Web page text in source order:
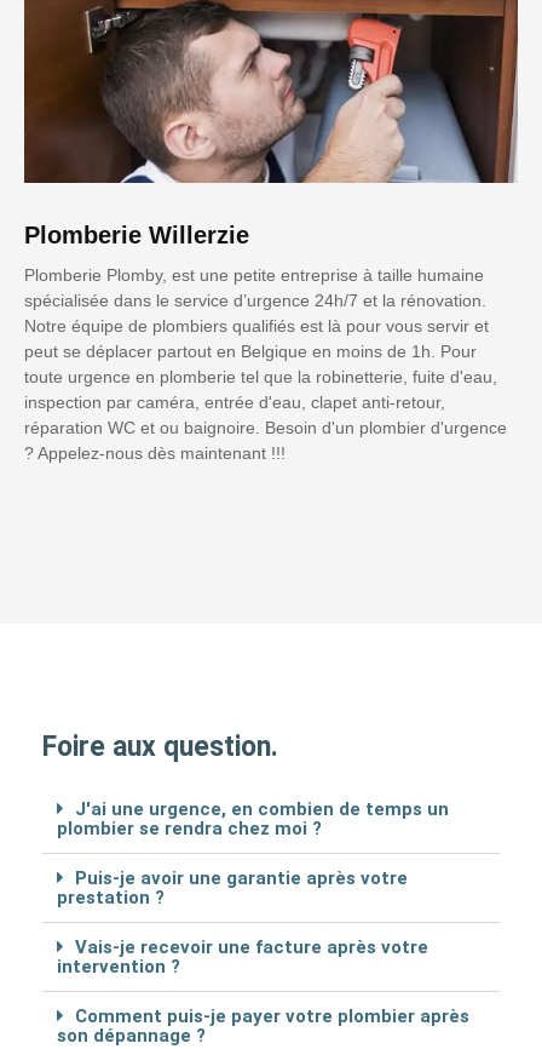
Plomberie Willerzie
Plomberie Plomby, est une petite entreprise à taille humaine
spécialisée dans le service d’urgence 24h/7 et la rénovation.
Notre équipe de plombiers qualifiés est là pour vous servir et
peut se déplacer partout en Belgique en moins de 1h. Pour
toute urgence en plomberie tel que la robinetterie, fuite d'eau,
inspection par caméra, entrée d'eau, clapet anti-retour,
réparation WC et ou baignoire. Besoin d'un plombier d'urgence
? Appelez-nous dès maintenant !!!
Foire aux question.
J'ai une urgence, en combien de temps un
plombier se rendra chez moi ?
Puis-je avoir une garantie après votre
prestation ?
Vais-je recevoir une facture après votre
intervention ?
Comment puis-je payer votre plombier après
son dépannage ?